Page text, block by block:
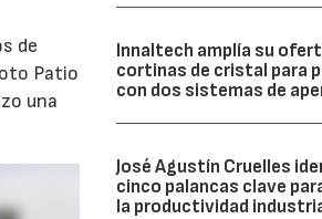
de
Patio
una
Innaltech amplía su
cortinas de cristal para
con dos sistemas de
José Agustín Cruelles
cinco palancas clave
la productividad